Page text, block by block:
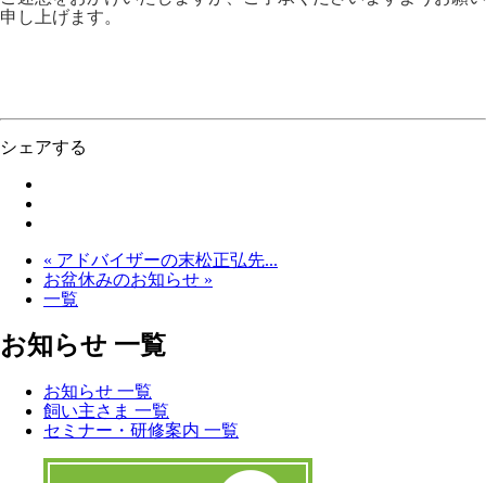
申し上げます。
シェアする
« アドバイザーの末松正弘先...
お盆休みのお知らせ »
一覧
お知らせ 一覧
お知らせ 一覧
飼い主さま 一覧
セミナー・研修案内 一覧